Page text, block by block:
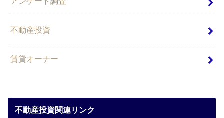
不動産投資
賃貸オーナー
不動産投資関連リンク